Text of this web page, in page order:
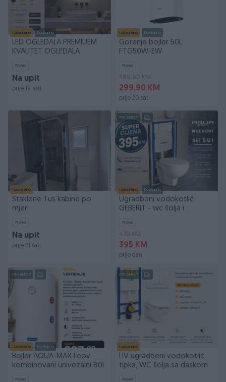
Izdvojeno Dostupno
LED OGLEDALA PREMIUEM
KVALITET OGLEDALA
Novo
Na upit
prije 19 sati
Izdvojeno Dostupno
Gorenje bojler 50L
FTG50W-EW
Novo
389,90 KM
299,90 KM
prije 20 sati
Izdvojeno
Staklene Tus kabine po
mjeri
Novo
Na upit
prije 21 sati
PIK SHOP
Izdvojeno Dostupno
Ugradbeni vodokotlić
GEBERIT - wc šolja i
Novo
470 KM
395 KM
prije dan
PIK SHOP
Izdvojeno Dostupno
Bojler AQUA-MAX Leov
kombinovani univezalni 80l
Novo
PIK SHOP
Izdvojeno
LIV ugradbeni vodokotlić,
tipka, WC šolja sa daskom
Novo